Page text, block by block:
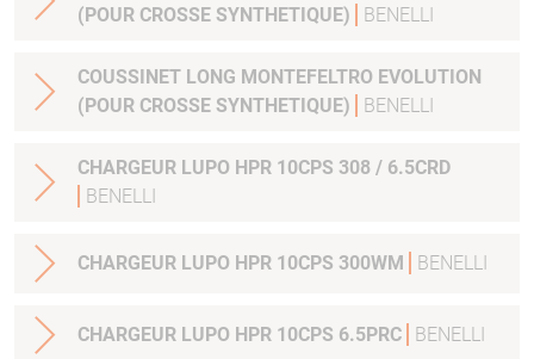
(POUR CROSSE SYNTHETIQUE)
BENELLI
COUSSINET LONG MONTEFELTRO EVOLUTION
(POUR CROSSE SYNTHETIQUE)
BENELLI
CHARGEUR LUPO HPR 10CPS 308 / 6.5CRD
BENELLI
CHARGEUR LUPO HPR 10CPS 300WM BENELLI
CHARGEUR LUPO HPR 10CPS 6.5PRC BENELLI